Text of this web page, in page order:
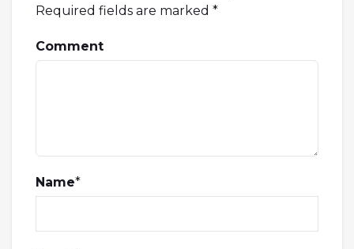
Required fields are marked *
Comment
Name*